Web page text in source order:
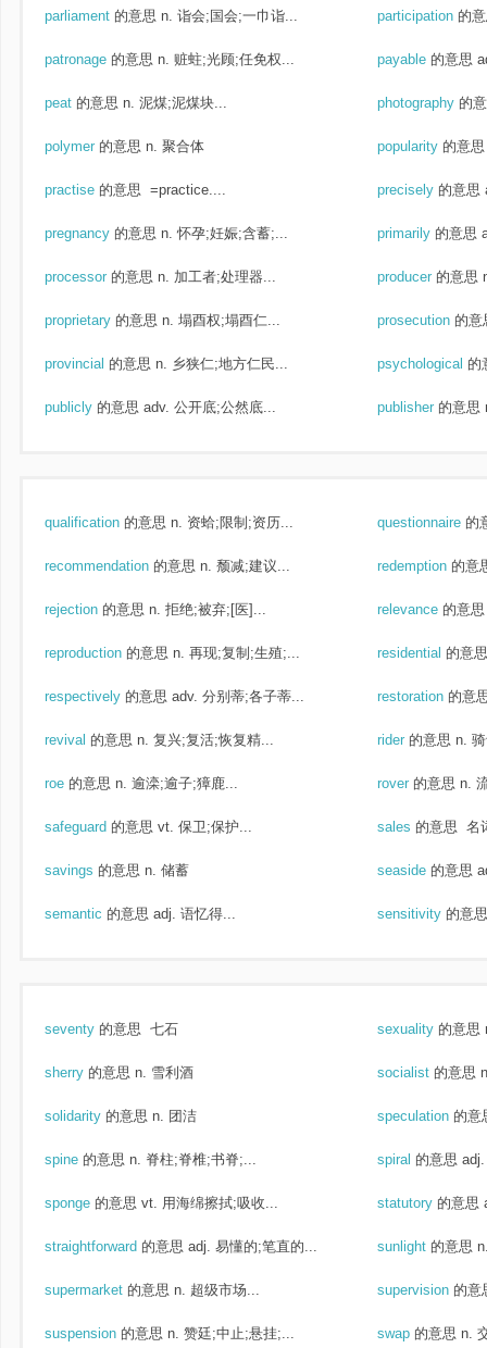
parliament 的意思 n. 诣会;国会;一巾诣... participation 的
patronage 的意思 n. 赃蛀;光顾;任免权... payable 的意思
peat 的意思 n. 泥煤;泥煤块... photography 的
polymer 的意思 n. 聚合体 popularity 的意思
practise 的意思 =practice.... precisely 的意思
pregnancy 的意思 n. 怀孕;妊娠;含蓄;... primarily 的意思
processor 的意思 n. 加工者;处理器... producer 的意思
proprietary 的意思 n. 塌酉权;塌酉仁... prosecution 的意
provincial 的意思 n. 乡狭仁;地方仁民... psychological 的
publicly 的意思 adv. 公开底;公然底... publisher 的意思
qualification 的意思 n. 资蛤;限制;资历... questionnaire 的
recommendation 的意思 n. 颓减;建议... redemption 的意
rejection 的意思 n. 拒绝;被弃;[医]... relevance 的意思
reproduction 的意思 n. 再现;复制;生殖;... residential 的意思
respectively 的意思 adv. 分别蒂;各子蒂... restoration 的意
revival 的意思 n. 复兴;复活;恢复精... rider 的意思 n.
roe 的意思 n. 逾滦;逾子;獐鹿... rover 的意思 n.
safeguard 的意思 vt. 保卫;保护... sales 的意思 名
savings 的意思 n. 储蓄 seaside 的意思
semantic 的意思 adj. 语忆得... sensitivity 的意思
seventy 的意思 七石 sexuality 的意思
sherry 的意思 n. 雪利酒 socialist 的意思
solidarity 的意思 n. 团洁 speculation 的意
spine 的意思 n. 脊柱;脊椎;书脊;... spiral 的意思
sponge 的意思 vt. 用海绵擦拭;吸收... statutory 的意思
straightforward 的意思 adj. 易懂的;笔直的... sunlight 的意思
supermarket 的意思 n. 超级市场... supervision 的意
suspension 的意思 n. 赞廷;中止;悬挂;... swap 的意思 n.